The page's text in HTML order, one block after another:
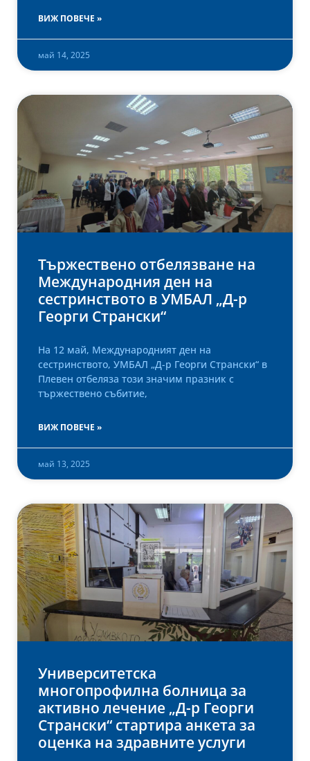
ВИЖ ПОВЕЧЕ »
май 14, 2025
Тържествено отбелязване на
Международния ден на
сестринството в УМБАЛ „Д-р
Георги Странски“
На 12 май, Международният ден на
сестринството, УМБАЛ „Д-р Георги Странски“ в
Плевен отбеляза този значим празник с
тържествено събитие,
ВИЖ ПОВЕЧЕ »
май 13, 2025
Университетска
многопрофилна болница за
активно лечение „Д-р Георги
Странски“ стартира анкета за
оценка на здравните услуги